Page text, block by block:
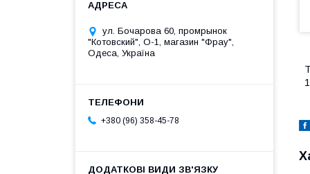
ул. Бочарова 60, промрынок
"Котовский", О-1, магазин "Фрау",
Одеса, Україна
+380 (96) 358-45-78